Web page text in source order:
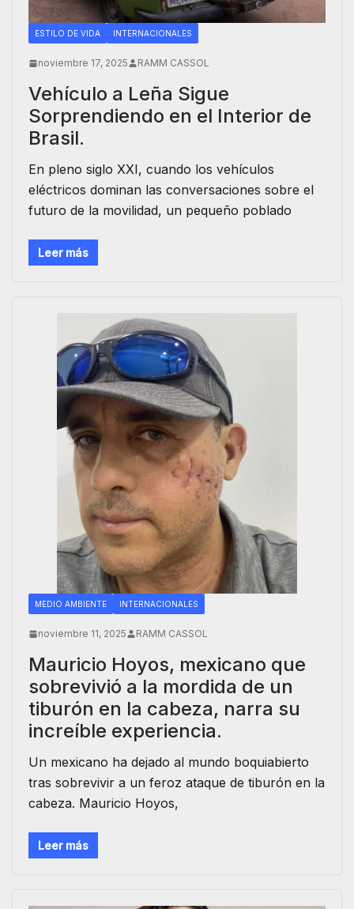
ESTILO DE VIDA INTERNACIONALES
noviembre 17, 2025 RAMM CASSOL
Vehículo a Leña Sigue
Sorprendiendo en el Interior de
Brasil.
En pleno siglo XXI, cuando los vehículos
eléctricos dominan las conversaciones sobre el
futuro de la movilidad, un pequeño poblado
Leer más
MEDIO AMBIENTE INTERNACIONALES
noviembre 11, 2025 RAMM CASSOL
Mauricio Hoyos, mexicano que
sobrevivió a la mordida de un
tiburón en la cabeza, narra su
increíble experiencia.
Un mexicano ha dejado al mundo boquiabierto
tras sobrevivir a un feroz ataque de tiburón en la
cabeza. Mauricio Hoyos,
Leer más